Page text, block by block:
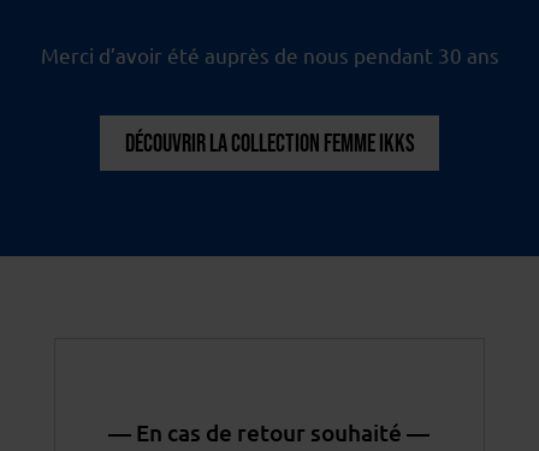
Merci d’avoir été auprès de nous pendant 30 ans
DÉCOUVRIR LA COLLECTION FEMME IKKS
— En cas de retour souhaité —